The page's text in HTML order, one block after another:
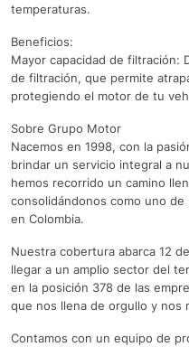
temperaturas.
Beneficios:
Mayor capacidad de filtración:
de filtración, que permite
protegiendo el motor de tu
Sobre Grupo Motor
Nacemos en 1998, con la
brindar un servicio integral a
hemos recorrido un camino
consolidándonos como uno
en Colombia.
Nuestra cobertura abarca 12
llegar a un amplio sector del
en la posición 378 de las
que nos llena de orgullo y nos
Contamos con un equipo de